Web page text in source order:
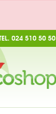
024 510 50 50